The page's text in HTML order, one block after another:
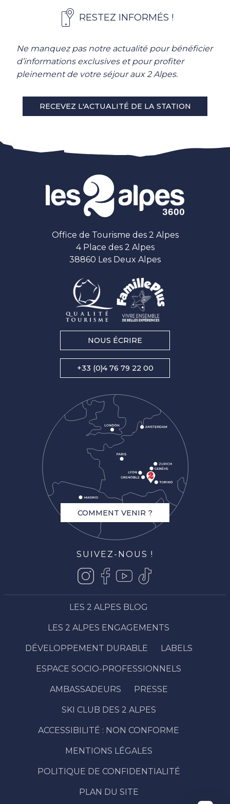
RESTEZ INFORMÉS !
Ne manquez pas notre actualité pour bénéficier
d’informations exclusives et pour profiter
pleinement de votre séjour aux 2 Alpes.
RECEVEZ L'ACTUALITÉ DE LA STATION
Office de Tourisme des 2 Alpes
4 Place des 2 Alpes
38860 Les Deux Alpes
NOUS ÉCRIRE
+33 (0)4 76 79 22 00
COMMENT VENIR ?
SUIVEZ-NOUS !
LES 2 ALPES BLOG
LES 2 ALPES ENGAGEMENTS
DÉVELOPPEMENT DURABLE LABELS
ESPACE SOCIO-PROFESSIONNELS
AMBASSADEURS PRESSE
SKI CLUB DES 2 ALPES
ACCESSIBILITÉ : NON CONFORME
MENTIONS LÉGALES
POLITIQUE DE CONFIDENTIALITÉ
PLAN DU SITE